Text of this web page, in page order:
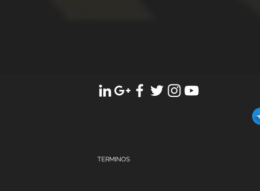
TERMINOS